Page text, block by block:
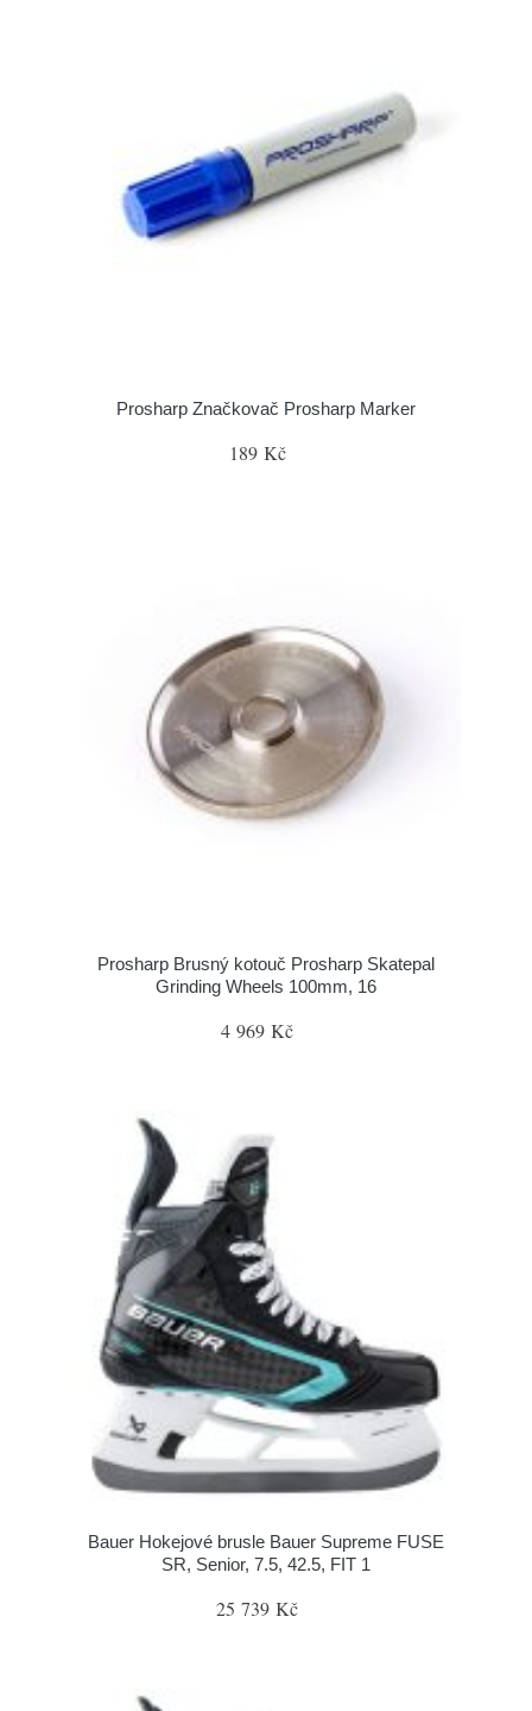
Prosharp Značkovač Prosharp Marker
189 Kč
Prosharp Brusný kotouč Prosharp Skatepal
Grinding Wheels 100mm, 16
4 969 Kč
Bauer Hokejové brusle Bauer Supreme FUSE
SR, Senior, 7.5, 42.5, FIT 1
25 739 Kč